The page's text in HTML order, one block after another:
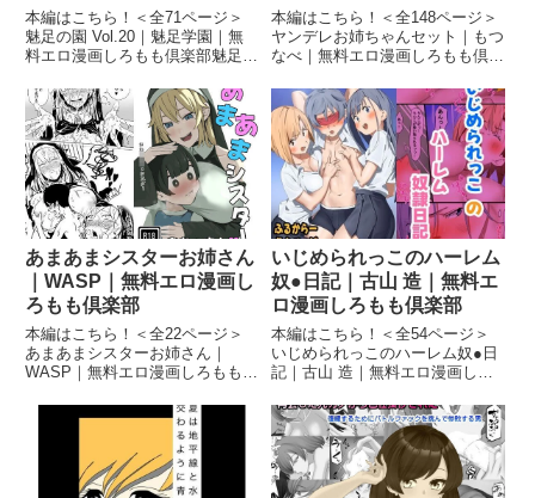
本編はこちら！＜全71ページ＞
魅足の園 Vol.20｜魅足学園｜無
料エロ漫画しろもも倶楽部魅足の
画像2魅足の園 Vol.20 画像3魅足
の園 Vol.20 画像4魅足の園 Vol.20
画像5...
本編はこちら！＜全148ページ＞
ヤンデレお姉ちゃんセット｜もつ
なべ｜無料エロ漫画しろもも倶楽
像1ヤンデレお姉ちゃんセット 画
像2ヤンデレお姉ちゃんセット 画
像3ヤンデレお姉ちゃんセット 画
像4ヤンデレお姉ちゃん...
あまあまシスターお姉さん
｜WASP｜無料エロ漫画し
ろもも倶楽部
本編はこちら！＜全22ページ＞
あまあまシスターお姉さん｜
WASP｜無料エロ漫画しろもも倶
画像1あまあまシスターお姉さん
画像2あまあまシスターお姉さん
画像3あまあまシスターお姉さん
画像4あまあまシスターお姉...
いじめられっこのハーレム
奴●日記｜古山 造｜無料エ
ロ漫画しろもも倶楽部
本編はこちら！＜全54ページ＞
いじめられっこのハーレム奴●日
記｜古山 造｜無料エロ漫画しろ
レム奴●日記 画像1いじめられっ
このハーレム奴●日記 画像2いじ
められっこのハーレム奴●日記 画
像3いじめられっこのハー...